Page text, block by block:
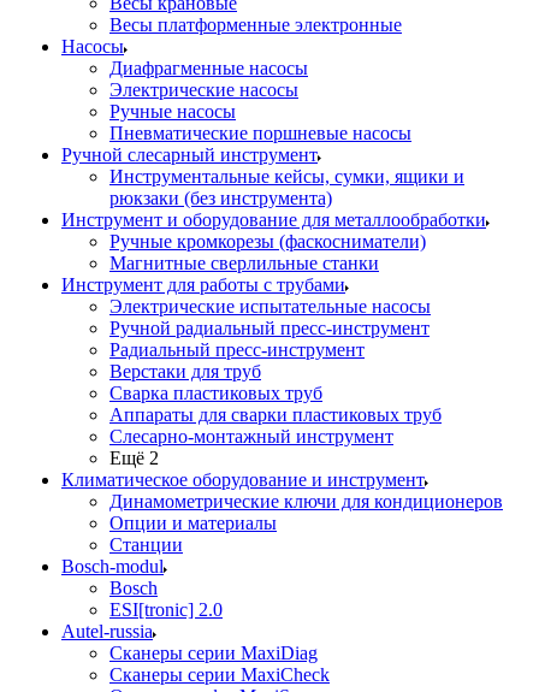
Весы платформенные электронные
Насосы
Диафрагменные насосы
Электрические насосы
Ручные насосы
Пневматические поршневые насосы
Ручной слесарный инструмент
Инструментальные кейсы, сумки, ящики и
рюкзаки (без инструмента)
Инструмент и оборудование для металлообработки
Ручные кромкорезы (фаскосниматели)
Магнитные сверлильные станки
Инструмент для работы с трубами
Электрические испытательные насосы
Ручной радиальный пресс-инструмент
Радиальный пресс-инструмент
Верстаки для труб
Сварка пластиковых труб
Аппараты для сварки пластиковых труб
Слесарно-монтажный инструмент
Ещё 2
Климатическое оборудование и инструмент
Динамометрические ключи для кондиционеров
Опции и материалы
Станции
Bosch-modul
Bosch
ESI[tronic] 2.0
Autel-russia
Сканеры серии MaxiDiag
Сканеры серии MaxiCheck